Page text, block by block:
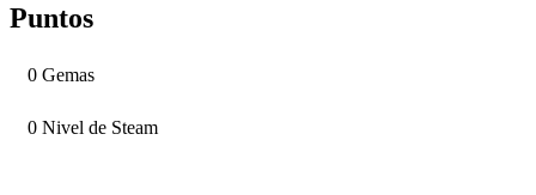
Puntos
0 Gemas
0 Nivel de Steam